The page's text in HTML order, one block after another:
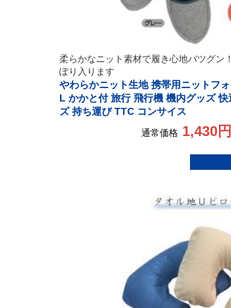
柔らかなニット素材で履き心地バツグン
ぽり入ります
やわらかニット生地 携帯用ニットフ
L かかと付 旅行 飛行機 機内グッズ
ズ 持ち運び TTC コンサイス
通常価格 1,430